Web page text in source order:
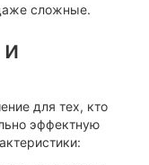
сложные.
для тех, кто
эффектную